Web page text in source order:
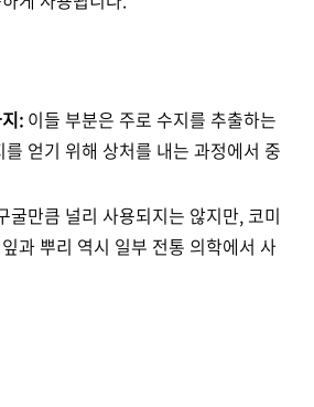
: 이들 부분은 주로 수지를 추출하는
얻기 위해 상처를 내는 과정에서 중
굴만큼 널리 사용되지는 않지만, 코미
과 뿌리 역시 일부 전통 의학에서 사